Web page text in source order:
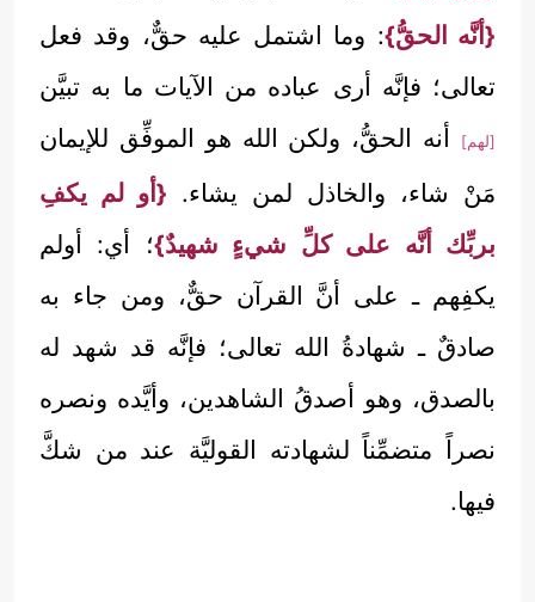
{أنَّه الحقُّ}: وما اشتمل عليه حقٌّ، وقد فعل
تعالى؛ فإنَّه أرى عباده من الآيات ما به تبيَّن
[لهم]
أنه الحقُّ، ولكن الله هو الموفِّق للإيمان
مَنْ شاء، والخاذل لمن يشاء. {أو لم يكفِ
بربِّك أنَّه على كلِّ شيءٍ شهيدٌ}؛ أي: أولم
يكفِهم ـ على أنَّ القرآن حقٌّ، ومن جاء به
صادقٌ ـ شهادةُ الله تعالى؛ فإنَّه قد شهد له
بالصدق، وهو أصدقُ الشاهدين، وأيَّده ونصره
نصراً متضمِّناً لشهادته القوليَّة عند من شكَّ
فيها.